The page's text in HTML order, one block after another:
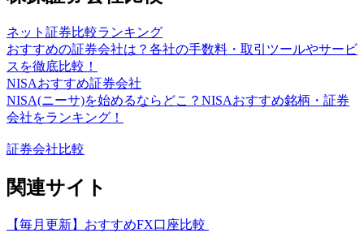
ネット証券比較ランキング
おすすめの証券会社は？各社の手数料・取引ツールやサービ
スを徹底比較！
NISAおすすめ証券会社
NISA(ニーサ)を始めるならどこ？NISAおすすめ銘柄・証券
会社をランキング！
証券会社比較
関連サイト
【毎月更新】おすすめFX口座比較